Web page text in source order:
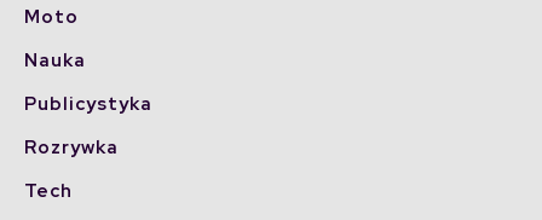
Moto
Nauka
Publicystyka
Rozrywka
Tech